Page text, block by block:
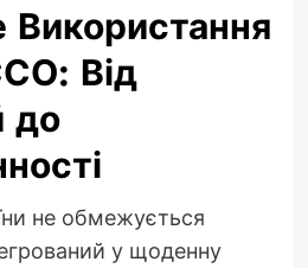
Використання
Від
до
не обмежується
у щоденну